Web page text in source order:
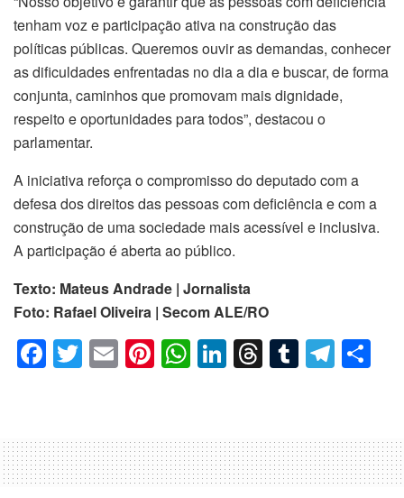
tenham voz e participação ativa na construção das
políticas públicas. Queremos ouvir as demandas, conhecer
as dificuldades enfrentadas no dia a dia e buscar, de forma
conjunta, caminhos que promovam mais dignidade,
respeito e oportunidades para todos”, destacou o
parlamentar.
A iniciativa reforça o compromisso do deputado com a
defesa dos direitos das pessoas com deficiência e com a
construção de uma sociedade mais acessível e inclusiva.
A participação é aberta ao público.
Texto: Mateus Andrade | Jornalista
Foto: Rafael Oliveira | Secom ALE/RO
F
e
b
T
er
E Pi
e
st
W
s
A
Li
e
dI
T
a
d
T
bl
r
T
gr
a
p
ar